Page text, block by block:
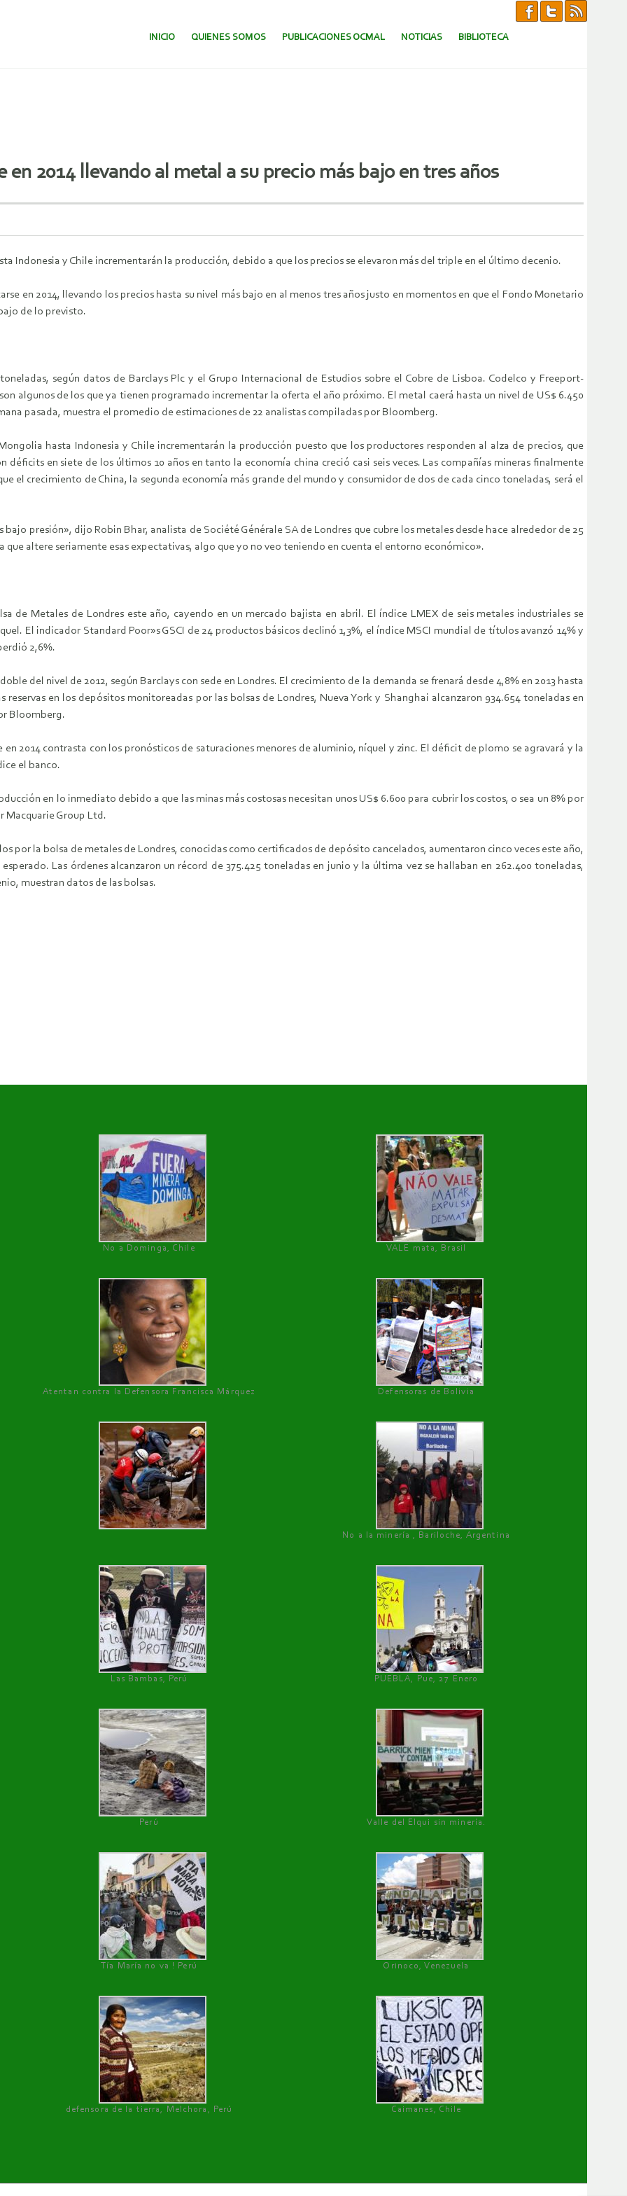
SALTAR AL CONTENIDO.
INICIO QUIENES SOMOS PUBLICACIONES OCMAL NOTICIAS BIBLIOTECA
2014 llevando al metal a su precio más bajo en tres años
Indonesia y Chile incrementarán la producción, debido a que los precios se elevaron más del triple en el último decenio.
en 2014, llevando los precios hasta su nivel más bajo en al menos tres años justo en momentos en que el Fondo Monetario
de lo previsto.
según datos de Barclays Plc y el Grupo Internacional de Estudios sobre el Cobre de Lisboa. Codelco y Freeport-
algunos de los que ya tienen programado incrementar la oferta el año próximo. El metal caerá hasta un nivel de US$ 6.450
pasada, muestra el promedio de estimaciones de 22 analistas compiladas por Bloomberg.
hasta Indonesia y Chile incrementarán la producción puesto que los productores responden al alza de precios, que
en siete de los últimos 10 años en tanto la economía china creció casi seis veces. Las compañías mineras finalmente
el crecimiento de China, la segunda economía más grande del mundo y consumidor de dos de cada cinco toneladas, será el
presión», dijo Robin Bhar, analista de Société Générale SA de Londres que cubre los metales desde hace alrededor de 25
que altere seriamente esas expectativas, algo que yo no veo teniendo en cuenta el entorno económico».
de Metales de Londres este año, cayendo en un mercado bajista en abril. El índice LMEX de seis metales industriales se
El indicador Standard Poor»s GSCI de 24 productos básicos declinó 1,3%, el índice MSCI mundial de títulos avanzó 14% y
2,6%.
del nivel de 2012, según Barclays con sede en Londres. El crecimiento de la demanda se frenará desde 4,8% en 2013 hasta
en los depósitos monitoreadas por las bolsas de Londres, Nueva York y Shanghai alcanzaron 934.654 toneladas en
Bloomberg.
2014 contrasta con los pronósticos de saturaciones menores de aluminio, níquel y zinc. El déficit de plomo se agravará y la
el banco.
en lo inmediato debido a que las minas más costosas necesitan unos US$ 6.600 para cubrir los costos, o sea un 8% por
Macquarie Group Ltd.
por la bolsa de metales de Londres, conocidas como certificados de depósito cancelados, aumentaron cinco veces este año,
Las órdenes alcanzaron un récord de 375.425 toneladas en junio y la última vez se hallaban en 262.400 toneladas,
muestran datos de las bolsas.
No a Dominga, Chile
VALE mata, Brasil
Atentan contra la Defensora Francisca Márquez Defensoras de Bolivia
No a la minería , Bariloche, Argentina
Las Bambas, Perú PUEBLA, Pue, 27 Enero
Perú Valle del Elqui sin minería.
Tía María no va ! Perú Orinoco, Venezuela
defensora de la tierra, Melchora, Perú Caimanes, Chile